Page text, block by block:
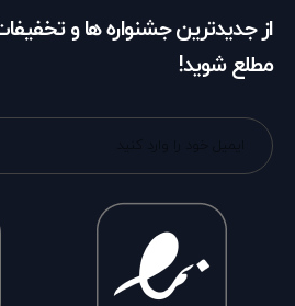
از جدیدترین جشنواره ها و
مطلع شوید!